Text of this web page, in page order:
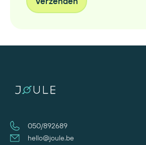
050/892689
hello@joule.be